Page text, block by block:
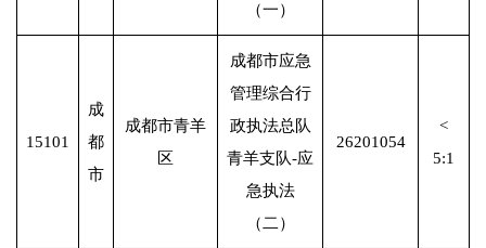
（一）
15101
成
都
市
成都市青羊
区
成都市应急
管理综合行
政执法总队
青羊支队-应
急执法
（二）
26201054
<
5:1